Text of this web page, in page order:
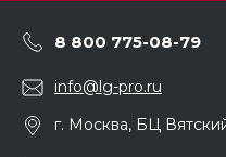
8 800 775-08-79
info@lg-pro.ru
г. Москва, БЦ